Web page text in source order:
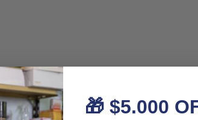
🎁 $5.000